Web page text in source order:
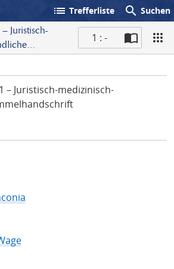
list Trefferliste search Suchen
Juristisch-
1 : -
– Juristisch-medizinisch-